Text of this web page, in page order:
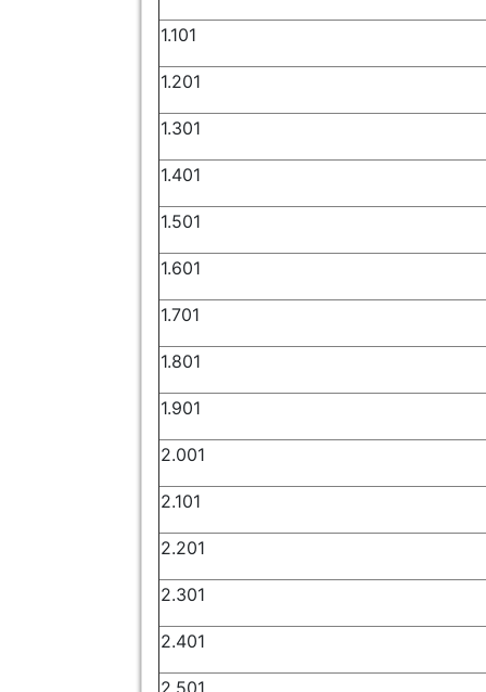
1.101
1.201
1.301
1.401
1.501
1.601
1.701
1.801
1.901
2.001
2.101
2.201
2.301
2.401
2.501